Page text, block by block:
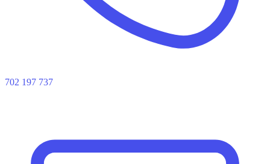
702 197 737